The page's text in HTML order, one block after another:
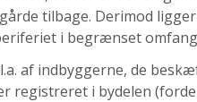
tilbage. Derimod
i begrænset
af indbyggerne, de
registreret i bydelen